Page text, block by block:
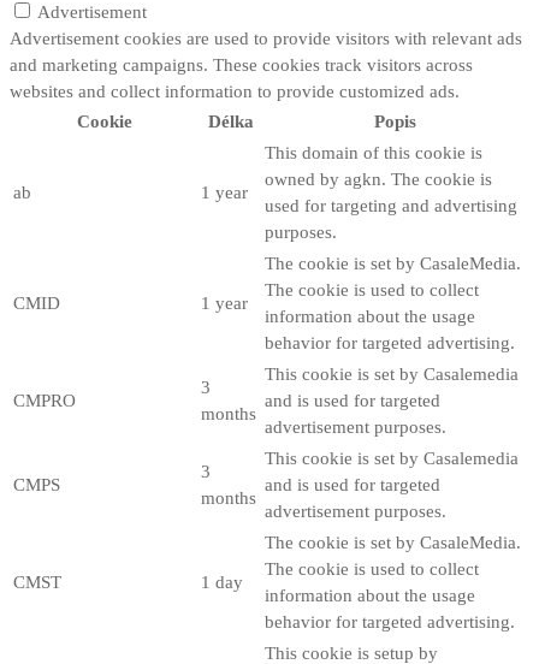
Advertisement
Advertisement cookies are used to provide visitors with relevant ads
and marketing campaigns. These cookies track visitors across
websites and collect information to provide customized ads.
Cookie
Délka Popis
ab 1 year
This domain of this cookie is
owned by agkn. The cookie is
used for targeting and advertising
purposes.
CMID 1 year
The cookie is set by CasaleMedia.
The cookie is used to collect
information about the usage
behavior for targeted advertising.
CMPRO
3
months
This cookie is set by Casalemedia
and is used for targeted
advertisement purposes.
CMPS
3
months
This cookie is set by Casalemedia
and is used for targeted
advertisement purposes.
CMST 1 day
The cookie is set by CasaleMedia.
The cookie is used to collect
information about the usage
behavior for targeted advertising.
This cookie is setup by